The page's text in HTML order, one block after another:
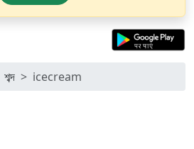
শব্দ icecream